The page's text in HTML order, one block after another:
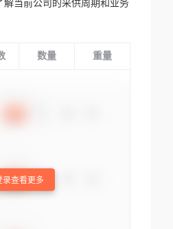
解当前公司的采供周期和业务
数量 重量
录查看更多